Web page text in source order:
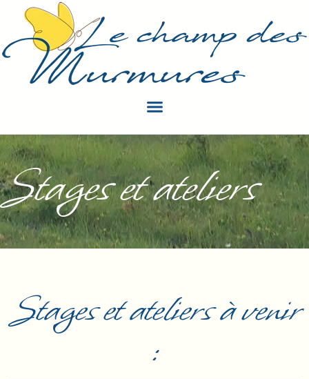
Stages et ateliers
Stages et ateliers à venir
: